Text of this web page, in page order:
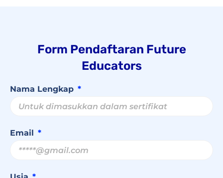
Form Pendaftaran Future
Educators
Nama Lengkap
Email